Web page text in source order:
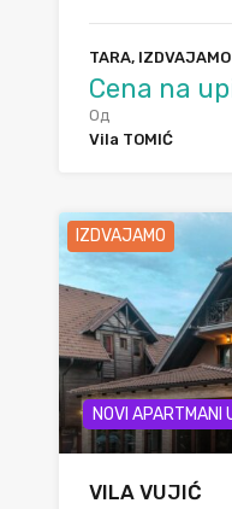
TARA,
Cena na
Од
Vila TOMIĆ
IZDVAJAMO
NOVI APARTMANI
VILA VUJIĆ